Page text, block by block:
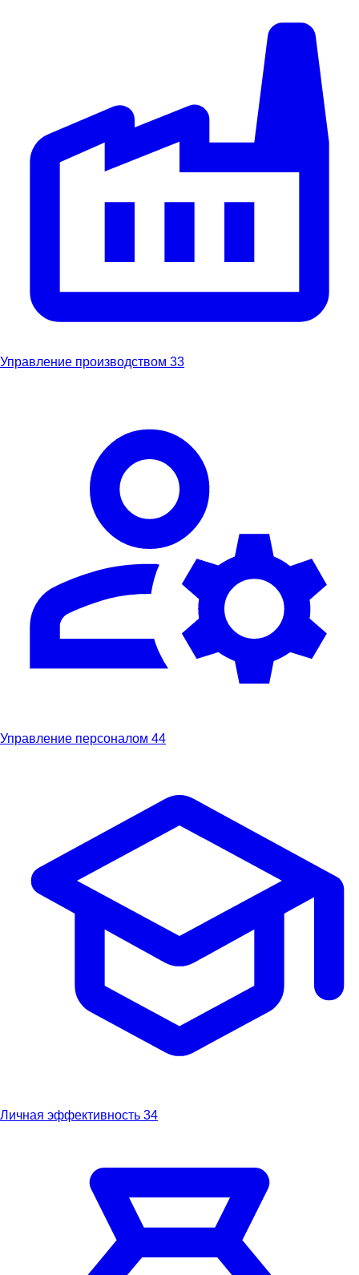
Управление производством 33
Управление персоналом 44
Личная эффективность 34